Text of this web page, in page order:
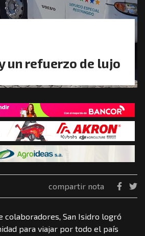
un refuerzo de lujo
compartir nota
colaboradores, San Isidro logró
para viajar por todo el país